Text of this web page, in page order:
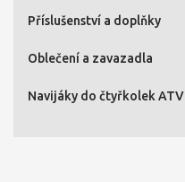
Příslušenství a doplňky
Oblečení a zavazadla
Navijáky do čtyřkolek ATV